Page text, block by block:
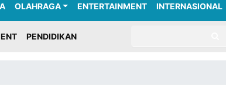
OLAHRAGA ENTERTAINMENT INTERNASIONAL
PENDIDIKAN